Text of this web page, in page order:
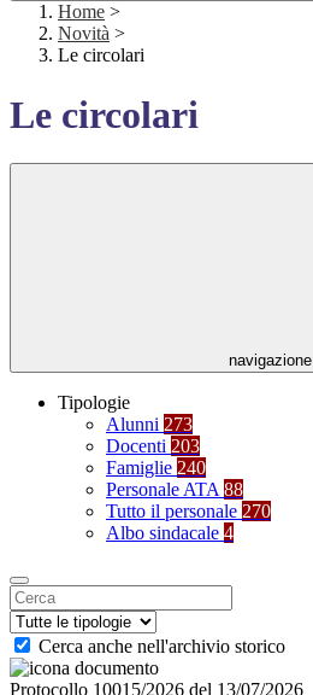
Home >
Novità >
Le circolari
Le circolari
navigazione
Tipologie
Alunni 273
Docenti 203
Famiglie 240
Personale ATA 88
Tutto il personale 270
Albo sindacale 4
Cerca anche nell'archivio storico
Protocollo 10015/2026 del 13/07/2026